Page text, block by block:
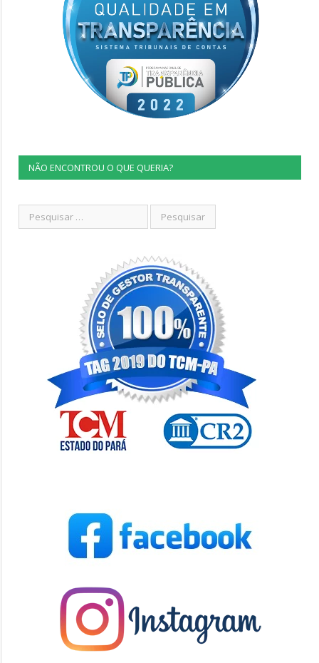
NÃO ENCONTROU O QUE QUERIA?